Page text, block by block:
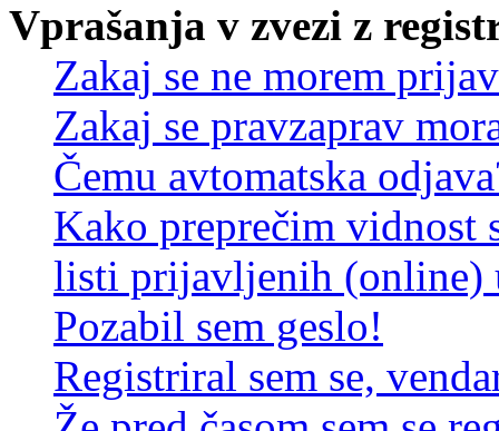
Vprašanja v zvezi z
Zakaj se ne morem
Zakaj se pravzaprav
Čemu avtomatska
Kako preprečim vidnost
listi prijavljenih (online)
Pozabil sem geslo!
Registriral sem se,